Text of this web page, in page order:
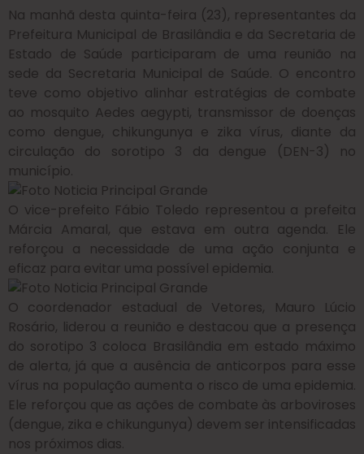
Na manhã desta quinta-feira (23), representantes da
Prefeitura Municipal de Brasilândia e da Secretaria de
Estado de Saúde participaram de uma reunião na
sede da Secretaria Municipal de Saúde. O encontro
teve como objetivo alinhar estratégias de combate
ao mosquito Aedes aegypti, transmissor de doenças
como dengue, chikungunya e zika vírus, diante da
circulação do sorotipo 3 da dengue (DEN-3) no
município.
O vice-prefeito Fábio Toledo representou a prefeita
Márcia Amaral, que estava em outra agenda. Ele
reforçou a necessidade de uma ação conjunta e
eficaz para evitar uma possível epidemia.
O coordenador estadual de Vetores, Mauro Lúcio
Rosário, liderou a reunião e destacou que a presença
do sorotipo 3 coloca Brasilândia em estado máximo
de alerta, já que a ausência de anticorpos para esse
vírus na população aumenta o risco de uma epidemia.
Ele reforçou que as ações de combate às arboviroses
(dengue, zika e chikungunya) devem ser intensificadas
nos próximos dias.